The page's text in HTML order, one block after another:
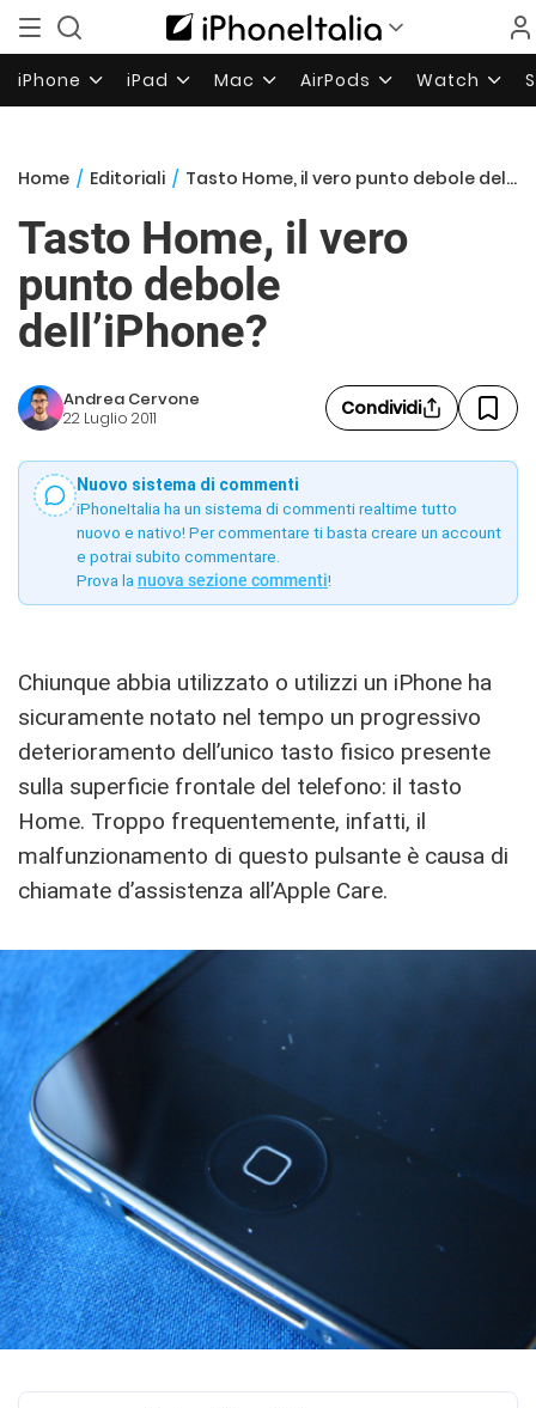
iPhone iPad Mac AirPods Watch
Home / Editoriali / Tasto Home, il vero punto debole dell’iPhone?
Tasto Home, il vero
punto debole
dell’iPhone?
Andrea Cervone
22 Luglio 2011 Condividi
Nuovo sistema di commenti
iPhoneItalia ha un sistema di commenti realtime tutto
nuovo e nativo! Per commentare ti basta creare un account
e potrai subito commentare.
Prova la nuova sezione commenti!
Chiunque abbia utilizzato o utilizzi un iPhone ha
sicuramente notato nel tempo un progressivo
deterioramento dell’unico tasto fisico presente
sulla superficie frontale del telefono: il tasto
Home. Troppo frequentemente, infatti, il
malfunzionamento di questo pulsante è causa di
chiamate d’assistenza all’Apple Care.